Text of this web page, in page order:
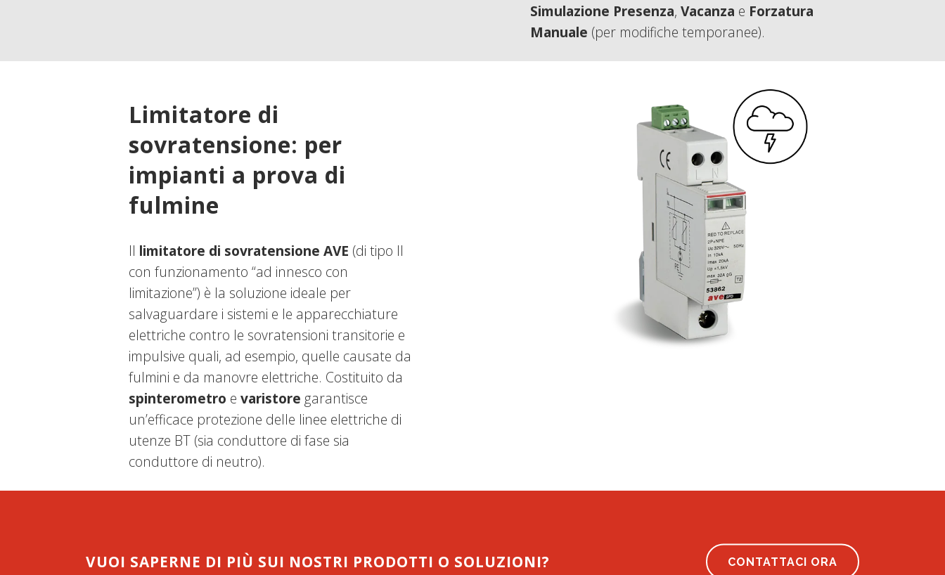
Simulazione Presenza,Vacanza e Forzatura
Manuale (per modifiche temporanee).
Limitatore di
sovratensione: per
impianti a prova di
fulmine
Il limitatore di sovratensione AVE (di tipo II
con funzionamento “ad innesco con
limitazione”) è la soluzione ideale per
salvaguardare i sistemi e le apparecchiature
elettriche contro le sovratensioni transitorie e
impulsive quali, ad esempio, quelle causate da
fulmini e da manovre elettriche. Costituito da
spinterometro e varistore garantisce
un’efficace protezione delle linee elettriche di
utenze BT (sia conduttore di fase sia
conduttore di neutro).
VUOI SAPERNE DI PIÙ SUI NOSTRI PRODOTTI O SOLUZIONI? CONTATTACI ORA